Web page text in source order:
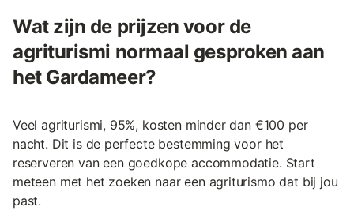
Wat zijn de prijzen voor de
agriturismi normaal gesproken aan
het Gardameer?
Veel agriturismi, 95%, kosten minder dan €100 per
nacht. Dit is de perfecte bestemming voor het
reserveren van een goedkope accommodatie. Start
meteen met het zoeken naar een agriturismo dat bij jou
past.